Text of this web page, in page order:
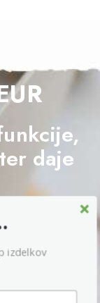
daje
izdelkov